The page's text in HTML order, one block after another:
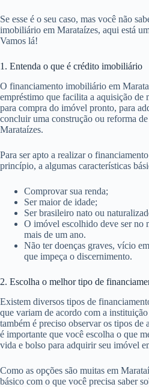
Se esse é o seu caso, mas você não
imobiliário em Marataízes, aqui está
Vamos lá!
1. Entenda o que é crédito imobiliário
O financiamento imobiliário em
empréstimo que facilita a aquisição de
para compra do imóvel pronto, para
concluir uma construção ou reforma
Marataízes.
Para ser apto a realizar o
princípio, a algumas características
Comprovar sua renda;
Ser maior de idade;
Ser brasileiro nato ou
O imóvel escolhido deve ser no
mais de um ano.
Não ter doenças graves, vício
que impeça o discernimento.
2. Escolha o melhor tipo de
Existem diversos tipos de
que variam de acordo com a
também é preciso observar os tipos de
é importante que você escolha o que
vida e bolso para adquirir seu imóvel
Como as opções são muitas em
básico com o que você precisa saber